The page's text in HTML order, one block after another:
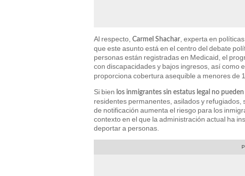
Al respecto, Carmel Shachar, experta en
que este asunto está en el centro del debate
personas están registradas en Medicaid, el
con discapacidades y bajos ingresos, así como
proporciona cobertura asequible a menores de
Si bien los inmigrantes sin estatus legal no
residentes permanentes, asilados y
de notificación aumenta el riesgo para los
contexto en el que la administración actual ha
deportar a personas.